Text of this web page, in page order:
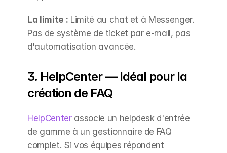
La limite : Limité au chat et à Messenger.
Pas de système de ticket par e-mail, pas
d'automatisation avancée.
3. HelpCenter — Idéal pour la
création de FAQ
HelpCenter associe un helpdesk d'entrée
de gamme à un gestionnaire de FAQ
complet. Si vos équipes répondent